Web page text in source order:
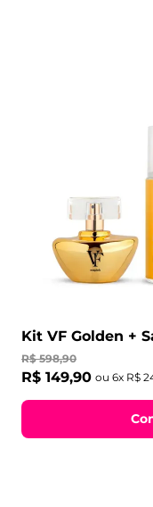
Kit VF Golden +
R$ 598,90
R$ 149,90 ou 6x R$